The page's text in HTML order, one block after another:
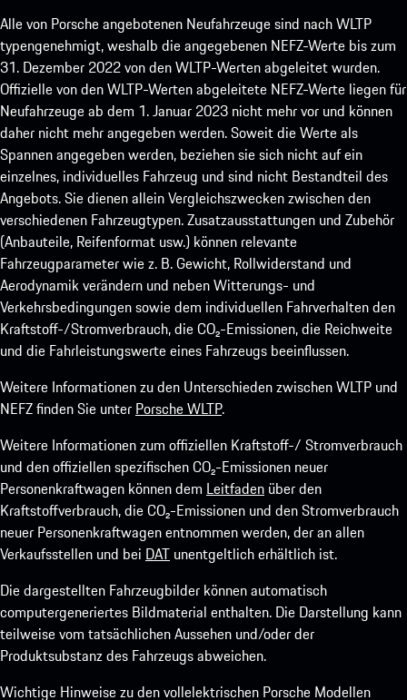
Alle von Porsche angebotenen Neufahrzeuge sind nach WLTP
typengenehmigt, weshalb die angegebenen NEFZ-Werte bis zum
31. Dezember 2022 von den WLTP-Werten abgeleitet wurden.
Offizielle von den WLTP-Werten abgeleitete NEFZ-Werte liegen für
Neufahrzeuge ab dem 1. Januar 2023 nicht mehr vor und können
daher nicht mehr angegeben werden. Soweit die Werte als
Spannen angegeben werden, beziehen sie sich nicht auf ein
einzelnes, individuelles Fahrzeug und sind nicht Bestandteil des
Angebots. Sie dienen allein Vergleichszwecken zwischen den
verschiedenen Fahrzeugtypen. Zusatzausstattungen und Zubehör
(Anbauteile, Reifenformat usw.) können relevante
Fahrzeugparameter wie z. B. Gewicht, Rollwiderstand und
Aerodynamik verändern und neben Witterungs- und
Verkehrsbedingungen sowie dem individuellen Fahrverhalten den
Kraftstoff-/Stromverbrauch, die CO₂-Emissionen, die Reichweite
und die Fahrleistungswerte eines Fahrzeugs beeinflussen.
Weitere Informationen zu den Unterschieden zwischen WLTP und
NEFZ finden Sie unter Porsche WLTP.
Weitere Informationen zum offiziellen Kraftstoff-/ Stromverbrauch
und den offiziellen spezifischen CO₂-Emissionen neuer
Personenkraftwagen können dem Leitfaden über den
Kraftstoffverbrauch, die CO₂-Emissionen und den Stromverbrauch
neuer Personenkraftwagen entnommen werden, der an allen
Verkaufsstellen und bei DAT unentgeltlich erhältlich ist.
Die dargestellten Fahrzeugbilder können automatisch
computergeneriertes Bildmaterial enthalten. Die Darstellung kann
teilweise vom tatsächlichen Aussehen und/oder der
Produktsubstanz des Fahrzeugs abweichen.
Wichtige Hinweise zu den vollelektrischen Porsche Modellen